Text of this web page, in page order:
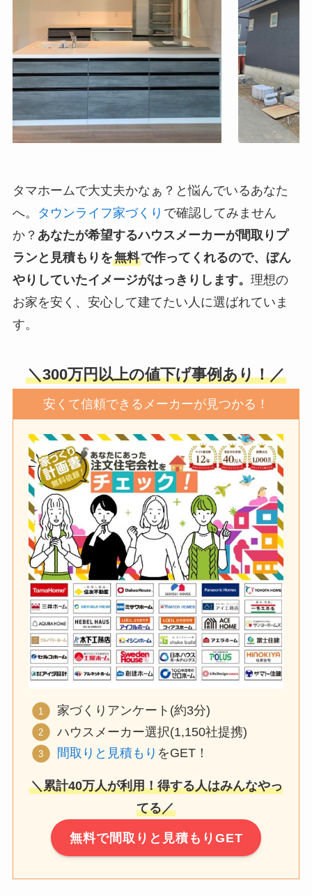
タマホームで大丈夫かなぁ？と悩んでいるあなた
へ。
タウンライフ家づくり で確認してみません
か？ あなたが希望するハウスメーカーが間取りプ
ランと見積もりを無料で作ってくれるので、ぼん
やりしていたイメージがはっきりします。 理想の
お家を安く、安心して建てたい人に選ばれていま
す。
＼300万円以上の値下げ事例あり！／
安くて信頼できるメーカーが見つかる！
家づくりアンケート(約3分)
ハウスメーカー選択(1,150社提携)
間取りと見積もり をGET！
＼累計40万人が利用！得する人はみんなやっ
てる／
無料で間取りと見積もりGET